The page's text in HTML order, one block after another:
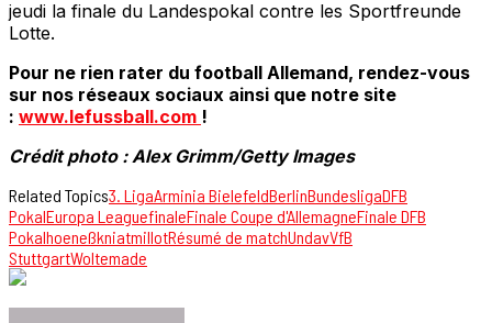
jeudi la finale du Landespokal contre les Sportfreunde
Lotte.
Pour ne rien rater du football Allemand, rendez-vous
sur nos réseaux sociaux ainsi que notre site
: www.lefussball.com !
Crédit photo : Alex Grimm/Getty Images
Related Topics3. LigaArminia BielefeldBerlinBundesligaDFB
PokalEuropa LeaguefinaleFinale Coupe d'AllemagneFinale DFB
PokalhoeneßkniatmillotRésumé de matchUndavVfB
StuttgartWoltemade